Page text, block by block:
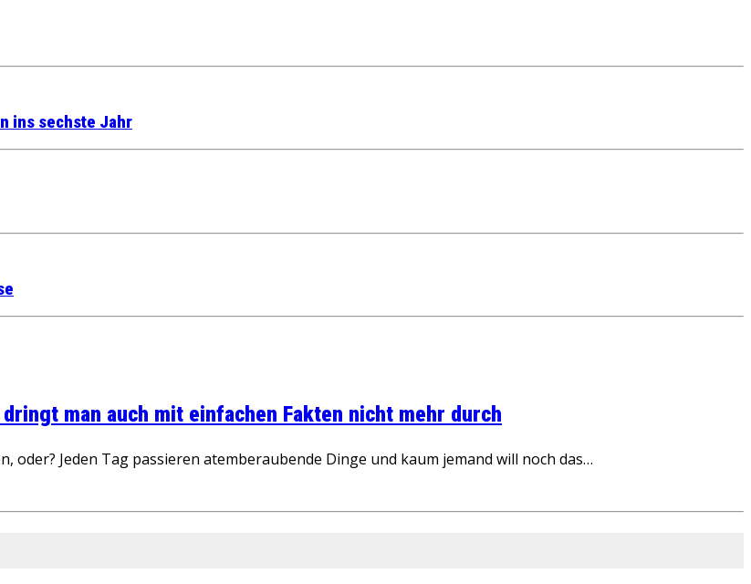
ins sechste Jahr
man auch mit einfachen Fakten nicht mehr durch
oder? Jeden Tag passieren atemberaubende Dinge und kaum jemand will noch das…